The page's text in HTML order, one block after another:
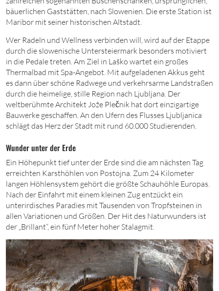
bäuerlichen Gaststätten, nach Slowenien. Die erste Station ist
Maribor mit seiner historischen Altstadt.
Wer Radeln und Wellness verbinden will, wird auf der Etappe
durch die slowenische Untersteiermark besonders motiviert
in die Pedale treten. Am Ziel in Laško wartet ein großes
Thermalbad mit Spa-Angebot. Mit aufgeladenen Akkus geht
es dann über schöne Radwege und verkehrsarme Landstraßen
durch die heimelige, stille Region nach Ljubljana. Der
weltberühmte Architekt Jože Plečnik hat dort einzigartige
Bauwerke geschaffen. An den Ufern des Flusses Ljubljanica
schlägt das Herz der Stadt mit rund 60000 Studierenden.
Wunder unter der Erde
Ein Höhepunkt tief unter der Erde sind die am nächsten Tag
erreichten Karsthöhlen von Postojna. Zum 24 Kilometer
langen Höhlensystem gehört die größte Schauhöhle Europas.
Nach der Einfahrt mit einem kleinen Zug entzückt ein
unterirdisches Paradies mit Tausenden von Tropfsteinen in
allen Variationen und Größen. Der Hit des Naturwunders ist
der „Brillant“, ein fünf Meter hoher Stalagmit.